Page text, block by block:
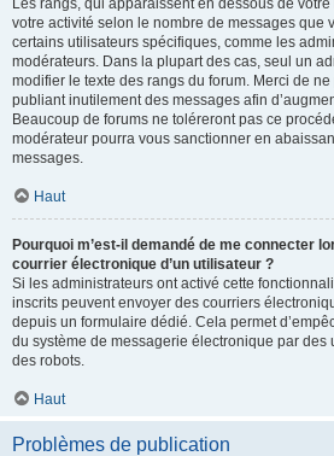
Les rangs, qui apparaissent en dessous de
votre activité selon le nombre de messages que
certains utilisateurs spécifiques, comme les
modérateurs. Dans la plupart des cas, seul un
modifier le texte des rangs du forum. Merci de
publiant inutilement des messages afin
Beaucoup de forums ne toléreront pas ce
modérateur pourra vous sanctionner en
messages.
Haut
Pourquoi m’est-il demandé de me connecter
courrier électronique d’un utilisateur ?
Si les administrateurs ont activé cette
inscrits peuvent envoyer des courriers
depuis un formulaire dédié. Cela permet
du système de messagerie électronique par des
des robots.
Haut
Problèmes de publication